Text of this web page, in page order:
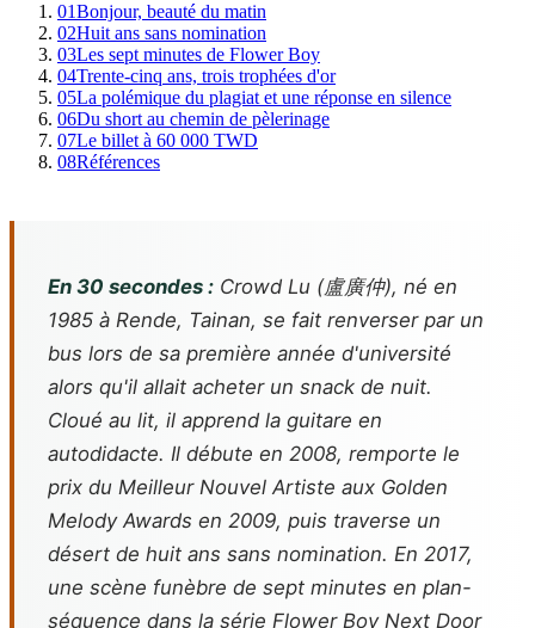
01Bonjour, beauté du matin
02Huit ans sans nomination
03Les sept minutes de Flower Boy
04Trente-cinq ans, trois trophées d'or
05La polémique du plagiat et une réponse en silence
06Du short au chemin de pèlerinage
07Le billet à 60 000 TWD
08Références
En 30 secondes : Crowd Lu (盧廣仲), né en
1985 à Rende, Tainan, se fait renverser par un
bus lors de sa première année d'université
alors qu'il allait acheter un snack de nuit.
Cloué au lit, il apprend la guitare en
autodidacte. Il débute en 2008, remporte le
prix du Meilleur Nouvel Artiste aux Golden
Melody Awards en 2009, puis traverse un
désert de huit ans sans nomination. En 2017,
une scène funèbre de sept minutes en plan-
séquence dans la série Flower Boy Next Door